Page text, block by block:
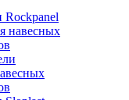
навесных